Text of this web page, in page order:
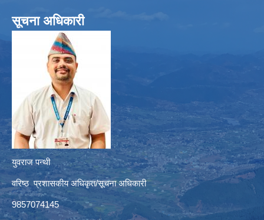
सूचना अधिकारी
युवराज पन्थी
वरिष्ठ प्रशासकीय अधिकृत/सूचना अधिकारी
9857074145